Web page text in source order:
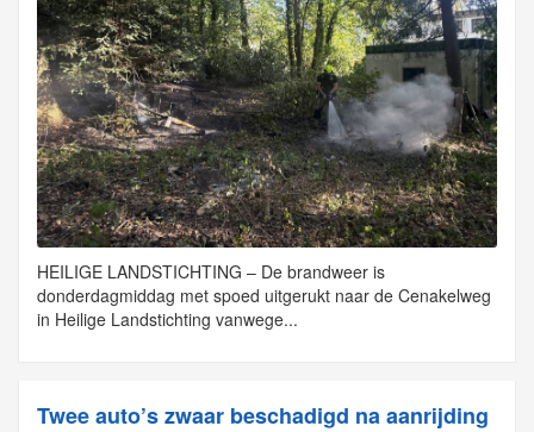
HEILIGE LANDSTICHTING – De brandweer is
donderdagmiddag met spoed uitgerukt naar de Cenakelweg
in Heilige Landstichting vanwege...
Twee auto’s zwaar beschadigd na aanrijding